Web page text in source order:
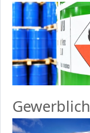
Gewerblich